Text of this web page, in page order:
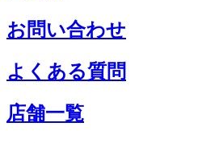
お問い合わせ
よくある質問
店舗一覧